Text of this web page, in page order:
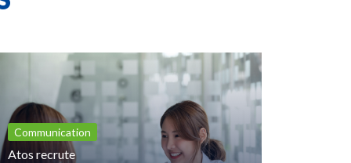
Communication
Atos recrute